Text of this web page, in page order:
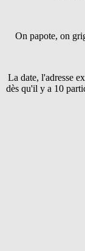
On papote, on
La date, l'adresse
dès qu'il y a 10